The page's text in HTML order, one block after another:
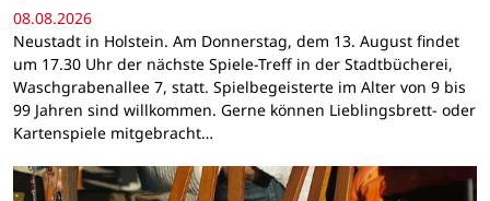
08.08.2026
Neustadt in Holstein. Am Donnerstag, dem 13. August findet
um 17.30 Uhr der nächste Spiele-Treff in der Stadtbücherei,
Waschgrabenallee 7, statt. Spielbegeisterte im Alter von 9 bis
99 Jahren sind willkommen. Gerne können Lieblingsbrett- oder
Kartenspiele mitgebracht…